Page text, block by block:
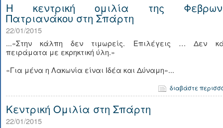
Η κεντρική ομιλία της
Πατριανάκου στη Σπάρτη
22/01/2015
...«Στην κάλπη δεν τιμωρείς. Επιλέγεις … Δεν
πειράματα με εκρηκτική ύλη.»
«Για μένα η Λακωνία είναι Ιδέα και Δύναμη»...
διαβάστε
Κεντρική Ομιλία στη Σπάρτη
22/01/2015